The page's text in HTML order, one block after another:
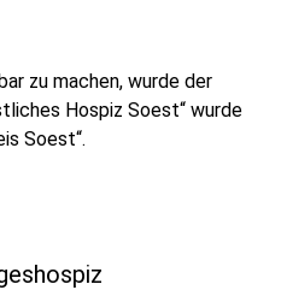
zu machen, wurde der
Hospiz Soest“ wurde
Soest“.